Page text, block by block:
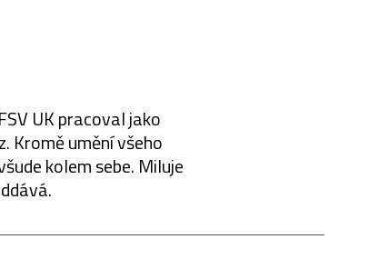
UK pracoval jako
Kromě umění všeho
kolem sebe. Miluje